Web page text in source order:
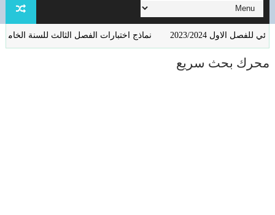
2024 نماذج اختبارات الفصل الثالث للسنة الخامسة ابتدائي مع
محرك بحث سريع